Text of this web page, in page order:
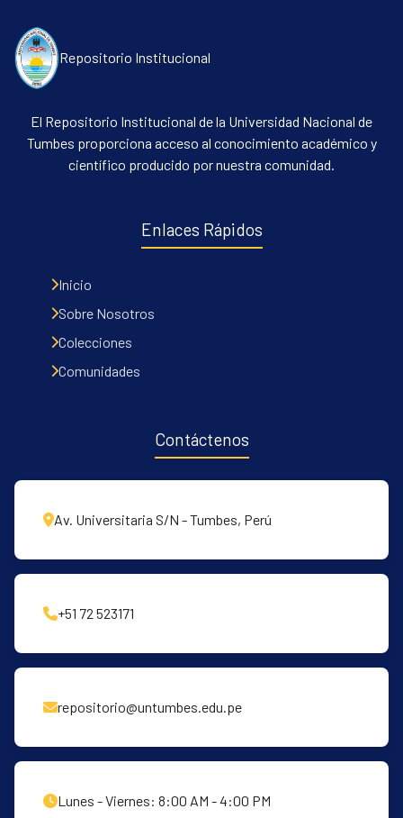
Repositorio Institucional
El Repositorio Institucional de la Universidad Nacional de
Tumbes proporciona acceso al conocimiento académico y
científico producido por nuestra comunidad.
Enlaces Rápidos
Inicio
Sobre Nosotros
Colecciones
Comunidades
Contáctenos
Av. Universitaria S/N - Tumbes, Perú
+51 72 523171
repositorio@untumbes.edu.pe
Lunes - Viernes: 8:00 AM - 4:00 PM